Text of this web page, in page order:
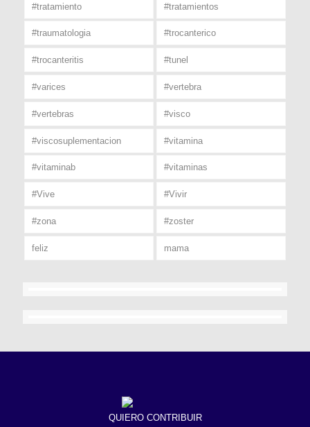
#tratamiento #tratamientos
#traumatologia #trocanterico
#trocanteritis #tunel
#varices #vertebra
#vertebras #visco
#viscosuplementacion #vitamina
#vitaminab #vitaminas
#Vive #Vivir
#zona #zoster
feliz mama
QUIERO CONTRIBUIR